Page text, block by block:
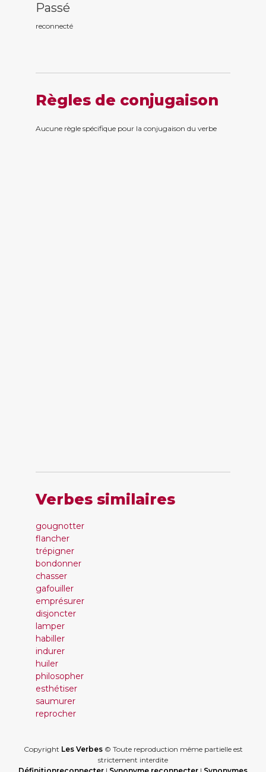
Passé
reconnecté
Règles de conjugaison
Aucune règle spécifique pour la conjugaison du verbe
Verbes similaires
gougnotter
flancher
trépigner
bondonner
chasser
gafouiller
emprésurer
disjoncter
lamper
habiller
indurer
huiler
philosopher
esthétiser
saumurer
reprocher
Copyright Les Verbes© Toute reproduction même partielle est
strictement interdite